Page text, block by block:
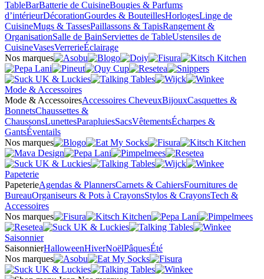
TableBarBatterie de CuisineBougies & Parfums
d’intérieurDécorationGourdes & BouteillesHorlogesLinge de
CuisineMugs & TassesPaillassons & TapisRangement &
OrganisationSalle de BainServiettes de TableUstensiles de
CuisineVasesVerrerieÉclairage
Nos marques
Mode & Accessoires
Mode & AccessoiresAccessoires CheveuxBijouxCasquettes &
BonnetsChaussettes &
ChaussonsLunettesParapluiesSacsVêtementsÉcharpes &
GantsÉventails
Nos marques
Papeterie
PapeterieAgendas & PlannersCarnets & CahiersFournitures de
BureauOrganiseurs & Pots à CrayonsStylos & CrayonsTech &
Accessoires
Nos marques
Saisonnier
SaisonnierHalloweenHiverNoëlPâquesÉté
Nos marques